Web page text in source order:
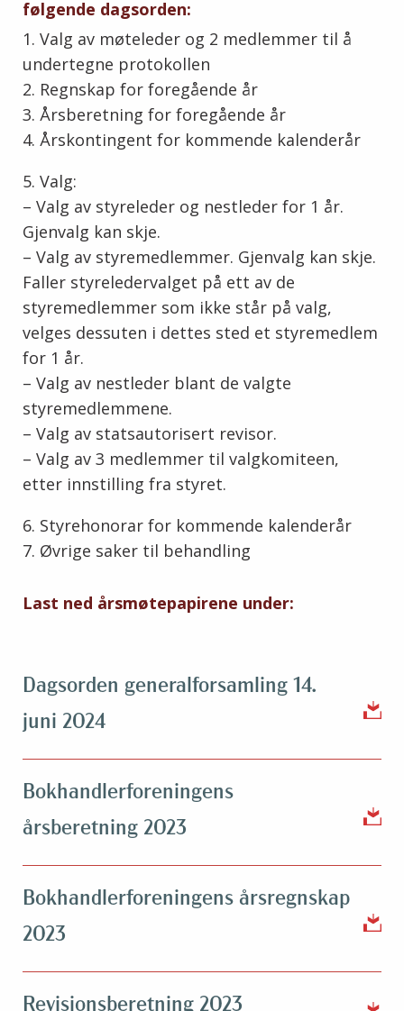
følgende dagsorden:
1. Valg av møteleder og 2 medlemmer til å
undertegne protokollen
2. Regnskap for foregående år
3. Årsberetning for foregående år
4. Årskontingent for kommende kalenderår
5. Valg:
– Valg av styreleder og nestleder for 1 år.
Gjenvalg kan skje.
– Valg av styremedlemmer. Gjenvalg kan skje.
Faller styreledervalget på ett av de
styremedlemmer som ikke står på valg,
velges dessuten i dettes sted et styremedlem
for 1 år.
– Valg av nestleder blant de valgte
styremedlemmene.
– Valg av statsautorisert revisor.
– Valg av 3 medlemmer til valgkomiteen,
etter innstilling fra styret.
6. Styrehonorar for kommende kalenderår
7. Øvrige saker til behandling
Last ned årsmøtepapirene under:
Dagsorden generalforsamling 14.
juni 2024
Bokhandlerforeningens
årsberetning 2023
Bokhandlerforeningens årsregnskap
2023
Revisjonsberetning 2023